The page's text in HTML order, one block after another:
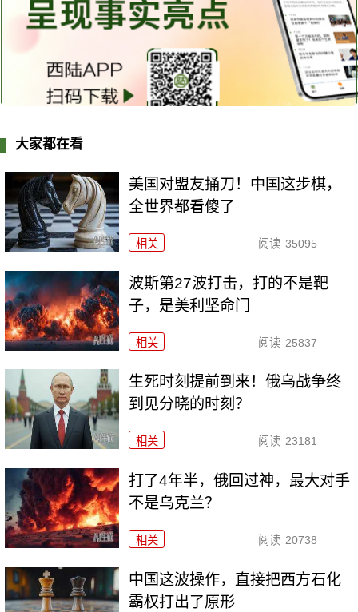
大家都在看
美国对盟友捅刀！中国这步棋，
全世界都看傻了
相关 阅读 35095
波斯第27波打击，打的不是靶
子，是美利坚命门
相关 阅读 25837
生死时刻提前到来！俄乌战争终
到见分晓的时刻？
相关 阅读 23181
打了4年半，俄回过神，最大对手
不是乌克兰？
相关 阅读 20738
中国这波操作，直接把西方石化
霸权打出了原形